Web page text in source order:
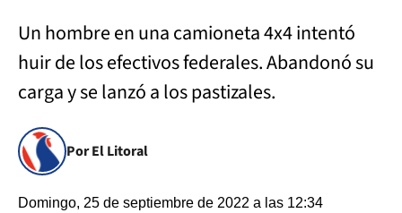
Un hombre en una camioneta 4x4 intentó
huir de los efectivos federales. Abandonó su
carga y se lanzó a los pastizales.
Por El Litoral
Domingo, 25 de septiembre de 2022 a las 12:34